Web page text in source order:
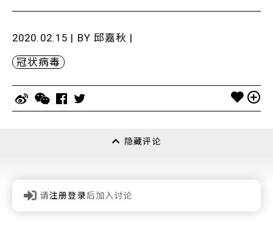
2020.02.15 | BY 邱嘉秋 |
冠状病毒
隐藏评论
请注册登录后加入讨论